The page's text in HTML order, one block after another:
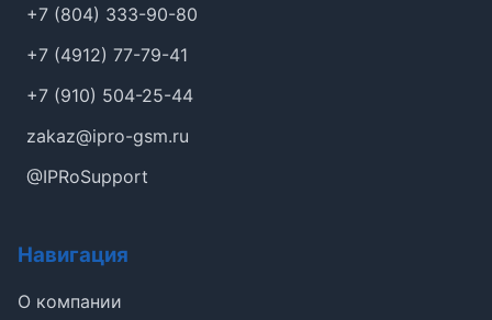
+7 (804) 333-90-80
+7 (4912) 77-79-41
+7 (910) 504-25-44
zakaz@ipro-gsm.ru
@IPRoSupport
Навигация
О компании